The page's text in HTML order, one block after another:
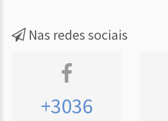
Nas redes sociais
+3036